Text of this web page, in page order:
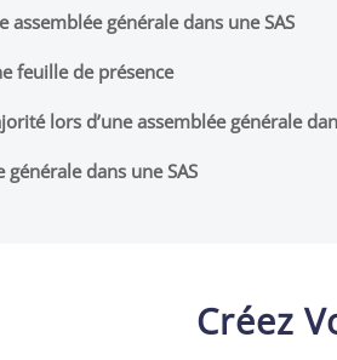
assemblée générale dans une SAS
feuille de présence
lors d’une assemblée générale
générale dans une SAS
Créez